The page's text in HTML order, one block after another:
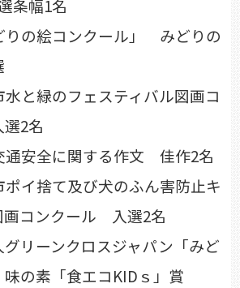
条幅1名
りの絵コンクール」 みどりの
と緑のフェスティバル図画コ
2名
通安全に関する作文 佳作2名
イ捨て及び犬のふん害防止キ
画コンクール 入選2名
リーンクロスジャパン「みど
の素「食エコKIDｓ」賞